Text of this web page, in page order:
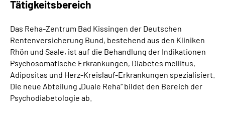
Tätigkeitsbereich
Das Reha-Zentrum Bad Kissingen der Deutschen
Rentenversicherung Bund, bestehend aus den Kliniken
Rhön und Saale, ist auf die Behandlung der Indikationen
Psychosomatische Erkrankungen, Diabetes mellitus,
Adipositas und Herz-Kreislauf-Erkrankungen spezialisiert.
Die neue Abteilung „Duale Reha“ bildet den Bereich der
Psychodiabetologie ab.